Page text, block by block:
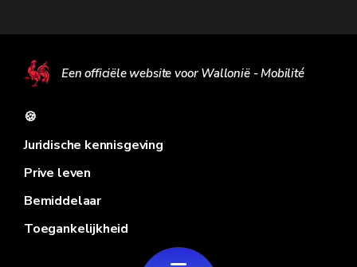
Een officiële website voor Wallonië - Mobilité
🍪
Juridische kennisgeving
Prive leven
Bemiddelaar
Toegankelijkheid